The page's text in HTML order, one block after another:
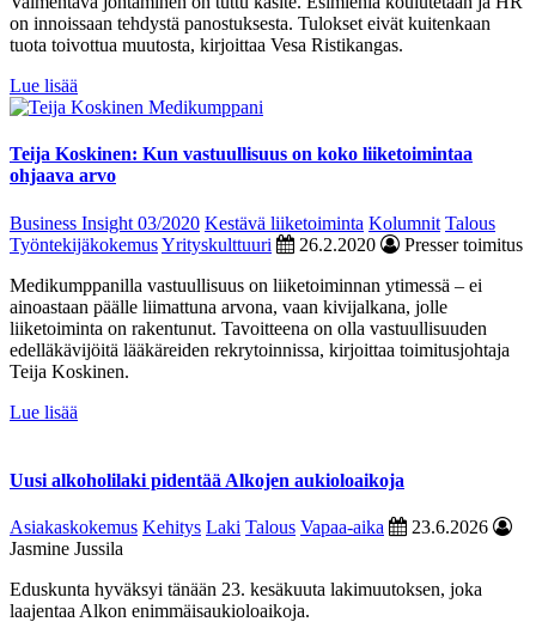
on innoissaan tehdystä panostuksesta. Tulokset eivät kuitenkaan
tuota toivottua muutosta, kirjoittaa Vesa Ristikangas.
Lue lisää
Teija Koskinen: Kun vastuullisuus on koko liiketoimintaa
ohjaava arvo
Business Insight 03/2020 Kestävä liiketoiminta Kolumnit Talous
TyöntekijäkokemusYrityskulttuuri 26.2.2020
Presser toimitus
Medikumppanilla vastuullisuus on liiketoiminnan ytimessä – ei
ainoastaan päälle liimattuna arvona, vaan kivijalkana, jolle
liiketoiminta on rakentunut. Tavoitteena on olla vastuullisuuden
edelläkävijöitä lääkäreiden rekrytoinnissa, kirjoittaa toimitusjohtaja
Teija Koskinen.
Lue lisää
Uusi alkoholilaki pidentää Alkojen aukioloaikoja
Asiakaskokemus Kehitys Laki Talous Vapaa-aika
23.6.2026
Jasmine Jussila
Eduskunta hyväksyi tänään 23. kesäkuuta lakimuutoksen, joka
laajentaa Alkon enimmäisaukioloaikoja.